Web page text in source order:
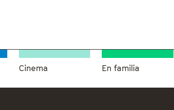
Cinema En familia